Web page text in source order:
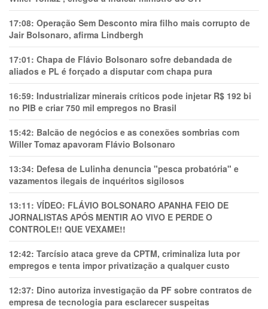
17:08: Operação Sem Desconto mira filho mais corrupto de
Jair Bolsonaro, afirma Lindbergh
17:01: Chapa de Flávio Bolsonaro sofre debandada de
aliados e PL é forçado a disputar com chapa pura
16:59: Industrializar minerais críticos pode injetar R$ 192 bi
no PIB e criar 750 mil empregos no Brasil
15:42: Balcão de negócios e as conexões sombrias com
Willer Tomaz apavoram Flávio Bolsonaro
13:34: Defesa de Lulinha denuncia "pesca probatória" e
vazamentos ilegais de inquéritos sigilosos
13:11: VÍDEO: FLÁVIO BOLSONARO APANHA FEIO DE
JORNALISTAS APÓS MENTIR AO VIVO E PERDE O
CONTROLE!! QUE VEXAME!!
12:42: Tarcísio ataca greve da CPTM, criminaliza luta por
empregos e tenta impor privatização a qualquer custo
12:37: Dino autoriza investigação da PF sobre contratos de
empresa de tecnologia para esclarecer suspeitas